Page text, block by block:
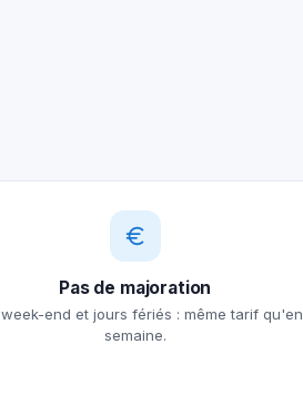
Pas de majoration
week-end et jours fériés : même tarif qu'en
semaine.